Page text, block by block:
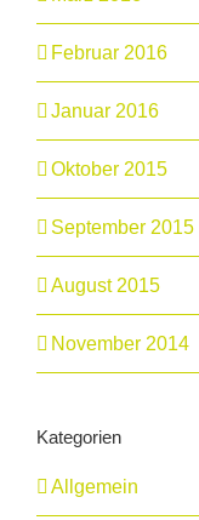
Februar 2016
Januar 2016
Oktober 2015
September 2015
August 2015
November 2014
Kategorien
Allgemein